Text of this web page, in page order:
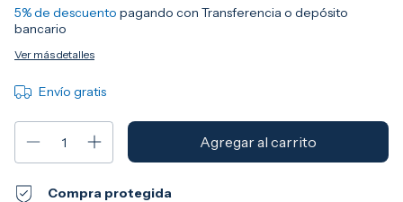
5% de descuento pagando con Transferencia o depósito
bancario
Ver más detalles
Envío gratis
Compra protegida